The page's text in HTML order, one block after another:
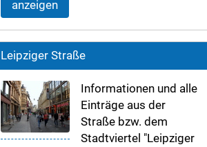
anzeigen
Leipziger Straße
Informationen und alle
Einträge aus der
Straße bzw. dem
Stadtviertel "Leipziger